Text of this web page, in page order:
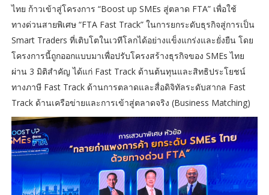
ไทย ก้าวเข้าสู่โครงการ “Boost up SMEs สู่ตลาด FTA” เพื่อใช้
ทางด่วนสายพิเศษ “FTA Fast Track” ในการยกระดับธุรกิจสู่การเป็น
Smart Traders ที่เติบโตในเวทีโลกได้อย่างแข็งแกร่งและยั่งยืน โดย
โครงการนี้ถูกออกแบบมาเพื่อปรับโครงสร้างธุรกิจของ SMEs ไทย
ผ่าน 3 มิติสำคัญ ได้แก่ Fast Track ด้านต้นทุนและสิทธิประโยชน์
ทางภาษี Fast Track ด้านการตลาดและสื่อดิจิทัลระดับสากล Fast
Track ด้านเครือข่ายและการเข้าสู่ตลาดจริง (Business Matching)